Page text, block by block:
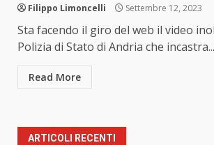
Filippo Limoncelli Settembre 12, 2023
Sta facendo il giro del web il video
Polizia di Stato di Andria che incastra...
Read More
ARTICOLI RECENTI